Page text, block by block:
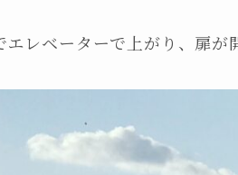
レベーターで上がり、扉が